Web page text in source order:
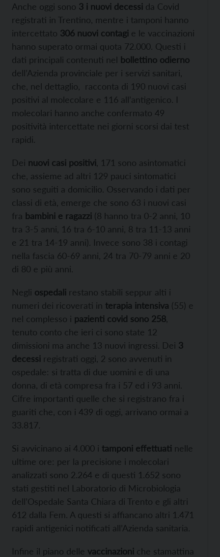
Anche oggi sono 3 i nuovi decessi da Covid
registrati in Trentino, mentre i tamponi hanno
intercettato 306 nuovi contagi e le vaccinazioni
hanno superato ormai quota 72.000. Questi i
dati principali contenuti nel bollettino odierno
dell’Azienda provinciale per i servizi sanitari,
che, nel dettaglio, racconta di 190 nuovi casi
positivi al molecolare e 116 all’antigenico. I
molecolari hanno anche confermato 49
positività intercettate nei giorni scorsi dai test
rapidi.
Dei nuovi casi positivi , 171 sono asintomatici
che, assieme ad altri 129 pauci sintomatici
sono seguiti a domicilio. Osservando i dati per
classi di età, emerge che sono 63 i nuovi casi
fra bambini e ragazzi (8 hanno tra 0-2 anni, 10
tra 3-5 anni, 16 tra 6-10 anni, 8 tra 11-13 anni
e 21 tra 14-19 anni). Invece sono 38 i contagi
nella fascia 60-69 anni, 24 tra 70-79 anni e 20
di 80 e più anni.
Negli ospedali restano stabili seppur alti i
numeri dei ricoverati in terapia intensiva (55) e
nel complesso i pazienti covid sono 258
tenuto conto che ieri ci sono state 12
dimissioni ma anche 13 nuovi ingressi. Dei 3
decessi registrati oggi, 2 sono avvenuti in
ospedale: si tratta di due uomini e di una
donna, di età compresa fra i 57 ed i 93 anni.
Cifre importanti quelle che si registrano fra i
guariti che, con i 439 di oggi, arrivano ormai a
33.817.
Si avvicinano ai 4.000 i tamponi effettuati nelle
ultime ore: per la precisione i molecolari
analizzati sono 2.264 e di questi 1.652 sono
stati gestiti nel Laboratorio di Microbiologia
dell’Ospedale Santa Chiara di Trento e gli altri
612 dalla Fem. A questi si affiancano altri 1.471
rapidi antigenici notificati all’Azienda sanitaria.
Infine il piano delle vaccinazioni che stamattina